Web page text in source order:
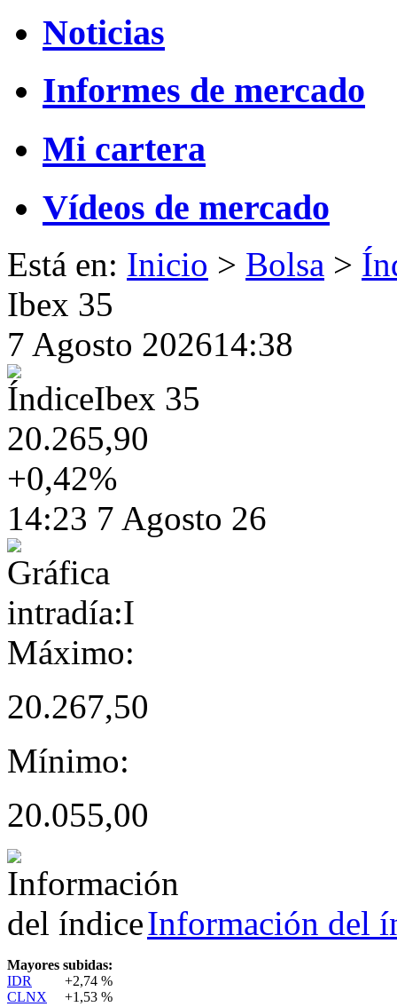
Noticias
Informes de mercado
Mi cartera
Vídeos de mercado
Está en: Inicio > Bolsa >
Ibex 35
7 Agosto 202614:38
ÍndiceIbex 35
20.265,90
+0,42%
14:23 7 Agosto 26
Máximo:
20.267,50
Mínimo:
20.055,00
Información del
Mayores subidas:
IDR
+2,74 %
CLNX
+1,53 %